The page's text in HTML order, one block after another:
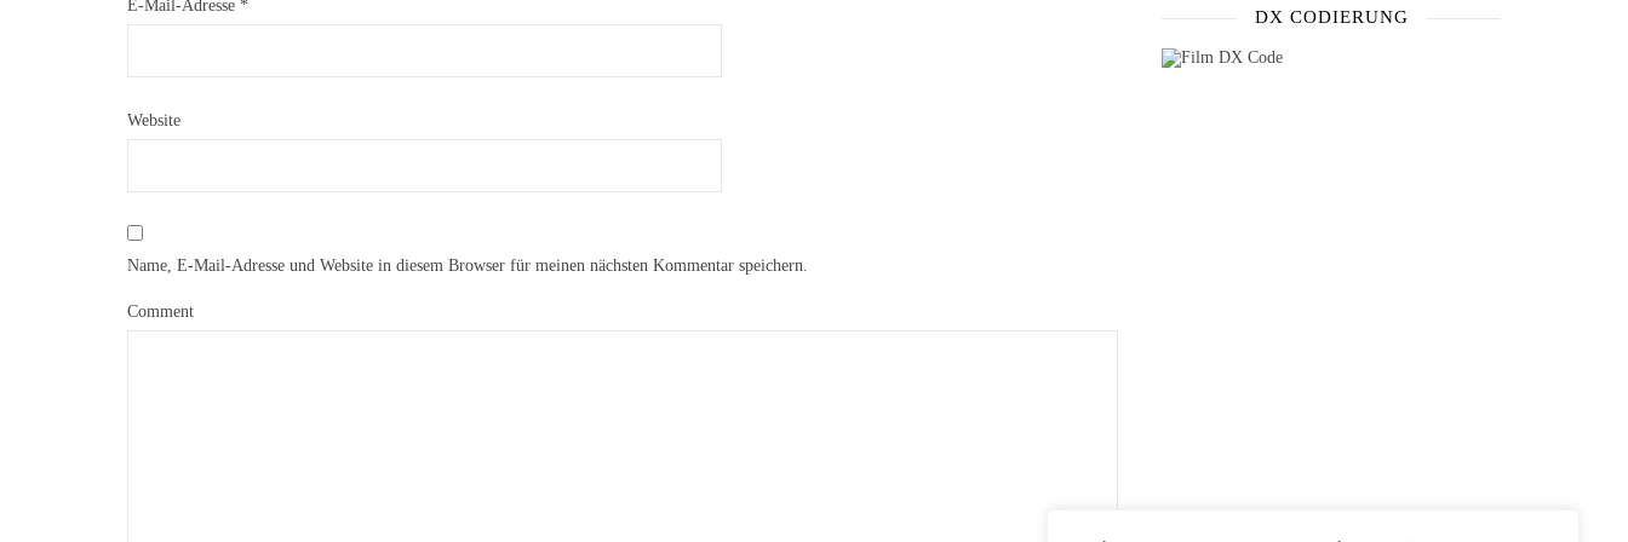
E-Mail-Adresse *
Website
Name, E-Mail-Adresse und Website in diesem Browser für meinen nächsten Kommentar speichern.
Comment
DX CODIERUNG